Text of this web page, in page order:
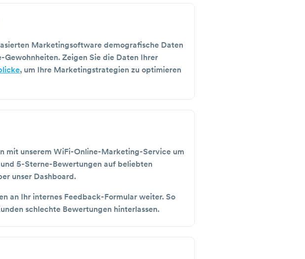
Marketingsoftware demografische Daten
Gewohnheiten. Zeigen Sie die Daten Ihrer
, um Ihre Marketingstrategien zu optimieren
mit unserem WiFi-Online-Marketing-Service um
5-Sterne-Bewertungen auf beliebten
unser Dashboard.
an Ihr internes Feedback-Formular weiter. So
schlechte Bewertungen hinterlassen.